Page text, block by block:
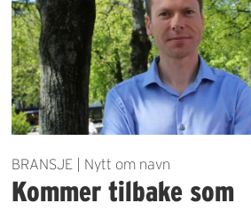
BRANSJE | Nytt om navn
Kommer tilbake som